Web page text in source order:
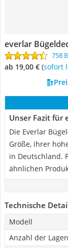
everlar
758
ab 19,00 € (
Unser Fazit für
Die Everlar
Größe, ihrer
in Deutschland.
ähnlichen
Technische
Modell
Anzahl der Lagen